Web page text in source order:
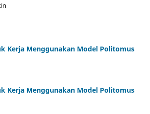
Kerja Menggunakan Model Politomus
Kerja Menggunakan Model Politomus